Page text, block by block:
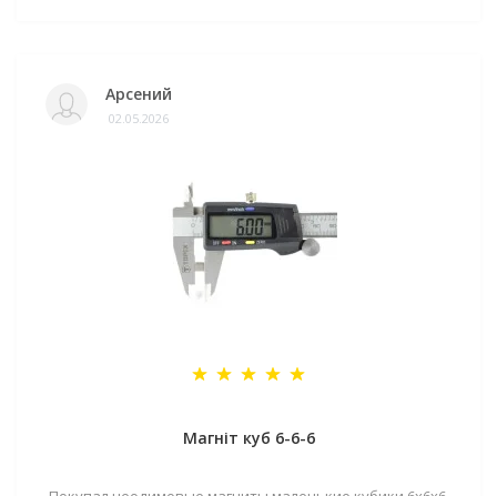
Арсений
02.05.2026
Магніт куб 6-6-6